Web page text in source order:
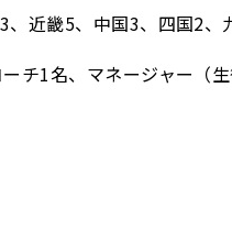
近畿5、中国3、四国2、
チ1名、マネージャー（